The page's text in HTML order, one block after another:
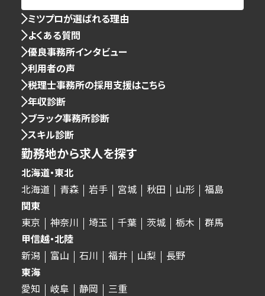
ミツプロが選ばれる理由
よくある質問
優良事務所インタビュー
利用者の声
税理士事務所の採用支援はこちら
年収診断
ブラック事務所診断
スキル診断
勤務地から求人を探す
北海道・東北
北海道
青森 岩手 宮城 秋田 山形
福島
関東
東京
神奈川 埼玉 千葉 茨城 栃木
群馬
甲信越・北陸
新潟
富山 石川 福井 山梨
長野
東海
愛知
岐阜 静岡 三重